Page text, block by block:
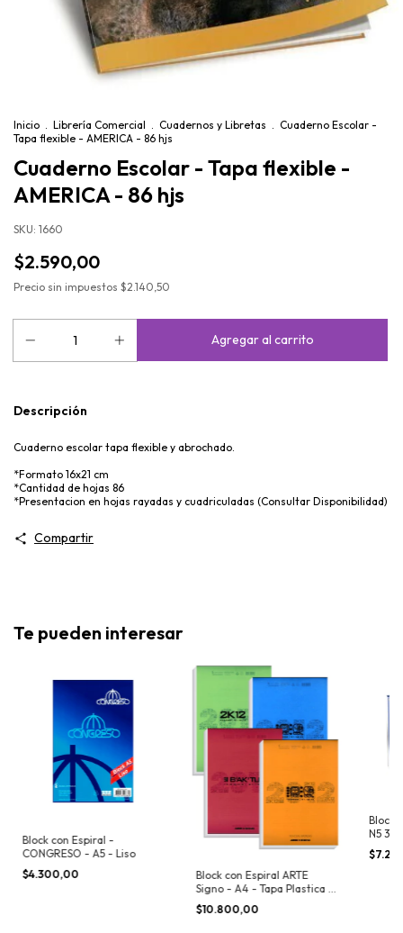
Inicio . Librería Comercial . Cuadernos y Libretas . Cuaderno Escolar -
Tapa flexible - AMERICA - 86 hjs
Cuaderno Escolar - Tapa flexible -
AMERICA - 86 hjs
SKU: 1660
$2.590,00
Precio sin impuestos $2.140,50
Descripción
Cuaderno escolar tapa flexible y abrochado.
*Formato 16x21 cm
*Cantidad de hojas 86
*Presentacion en hojas rayadas y cuadriculadas (Consultar Disponibilidad)
Compartir
Te pueden interesar
Block con Espiral -
CONGRESO - A5 - Liso
$4.300,00
Block con Espiral ARTE
Signo - A4 - Tapa Plastica -
Rayado
$10.800,00
Block
N5